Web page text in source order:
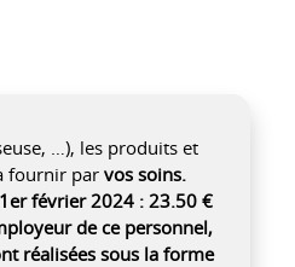
…), les produits et
fournir par vos soins.
février 2024 : 23.50 €
de ce personnel,
réalisées sous la forme